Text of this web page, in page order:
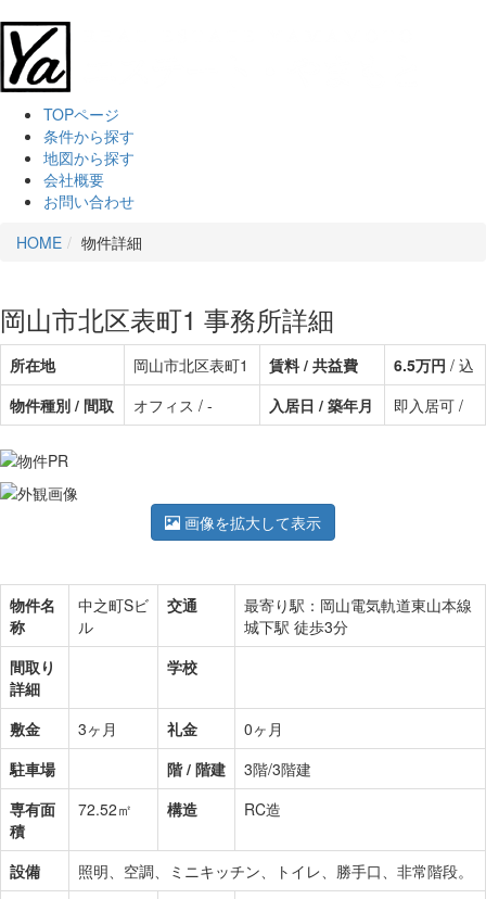
TOPページ
条件から探す
地図から探す
会社概要
お問い合わせ
HOME
物件詳細
岡山市北区表町1 事務所詳細
所在地 岡山市北区表町1 賃料 / 共益費 6.5万円 / 込
物件種別 / 間取
オフィス / - 入居日 / 築年月 即入居可 /
画像を拡大して表示
物件名
称
中之町Sビ
ル
交通
最寄り駅：岡山電気軌道東山本線
城下駅 徒歩3分
間取り
詳細
学校
敷金 3ヶ月 礼金
0ヶ月
駐車場
階 / 階建
3階/3階建
専有面
積
72.52㎡ 構造 RC造
設備
照明、空調、ミニキッチン、トイレ、勝手口、非常階段。